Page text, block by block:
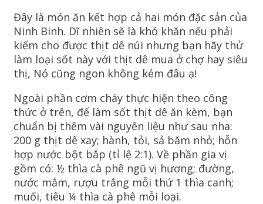
Đây là món ăn kết hợp cả hai món đặc sản của
Ninh Binh. Dĩ nhiên sẽ là khó khăn nếu phải
kiếm cho được thịt dê núi nhưng bạn hãy thử
làm loại sốt này với thịt dê mua ở chợ hay siêu
thị, Nó cũng ngon không kém đâu ạ!
Ngoài phần cơm cháy thực hiện theo công
thức ở trên, để làm sốt thịt dê ăn kèm, bạn
chuẩn bị thêm vài nguyên liệu như sau nha:
200 g thịt dê xay; hành, tỏi, sả băm nhỏ; hỗn
hợp nước bột bắp (tỉ lệ 2:1). Về phần gia vị
gồm có: ½ thìa cà phê ngũ vị hương; đường,
nước mắm, rượu trắng mỗi thứ 1 thìa canh;
muối, tiêu ¼ thìa cà phê mỗi loại.